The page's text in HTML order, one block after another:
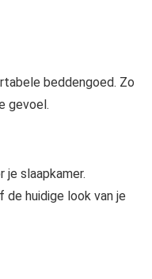
beddengoed. Zo
gevoel.
slaapkamer.
de huidige look van je